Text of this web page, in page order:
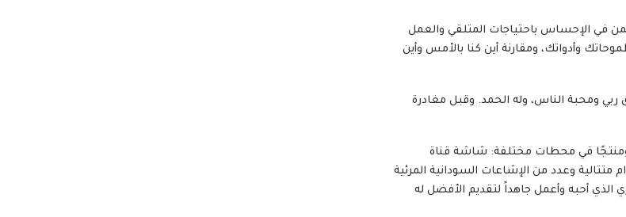
في الإحساس باحتياجات المتلقي والعمل
وأدواتك، ومقارنة أين كنا بالأمس وأين
ربي ومحبة الناس، وله الحمد. وقبل مغادرة
ومنتجًا في محطات مختلفة: شاشة قناة
متتالية وعدد من الإشاعات السودانية المرئية
الذي أحبه وأعمل جاهداً لتقديم الأفضل له